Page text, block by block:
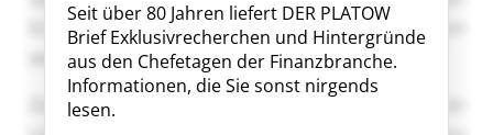
Seit über 80 Jahren liefert DER PLATOW
Brief Exklusivrecherchen und Hintergründe
aus den Chefetagen der Finanzbranche.
Informationen, die Sie sonst nirgends
lesen.